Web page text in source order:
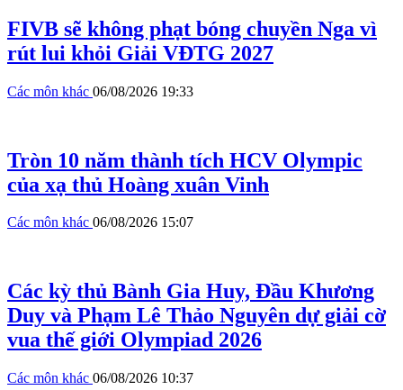
FIVB sẽ không phạt bóng chuyền Nga vì
rút lui khỏi Giải VĐTG 2027
Các môn khác 06/08/2026 19:33
Tròn 10 năm thành tích HCV Olympic
của xạ thủ Hoàng xuân Vinh
Các môn khác 06/08/2026 15:07
Các kỳ thủ Bành Gia Huy, Đầu Khương
Duy và Phạm Lê Thảo Nguyên dự giải cờ
vua thế giới Olympiad 2026
Các môn khác 06/08/2026 10:37